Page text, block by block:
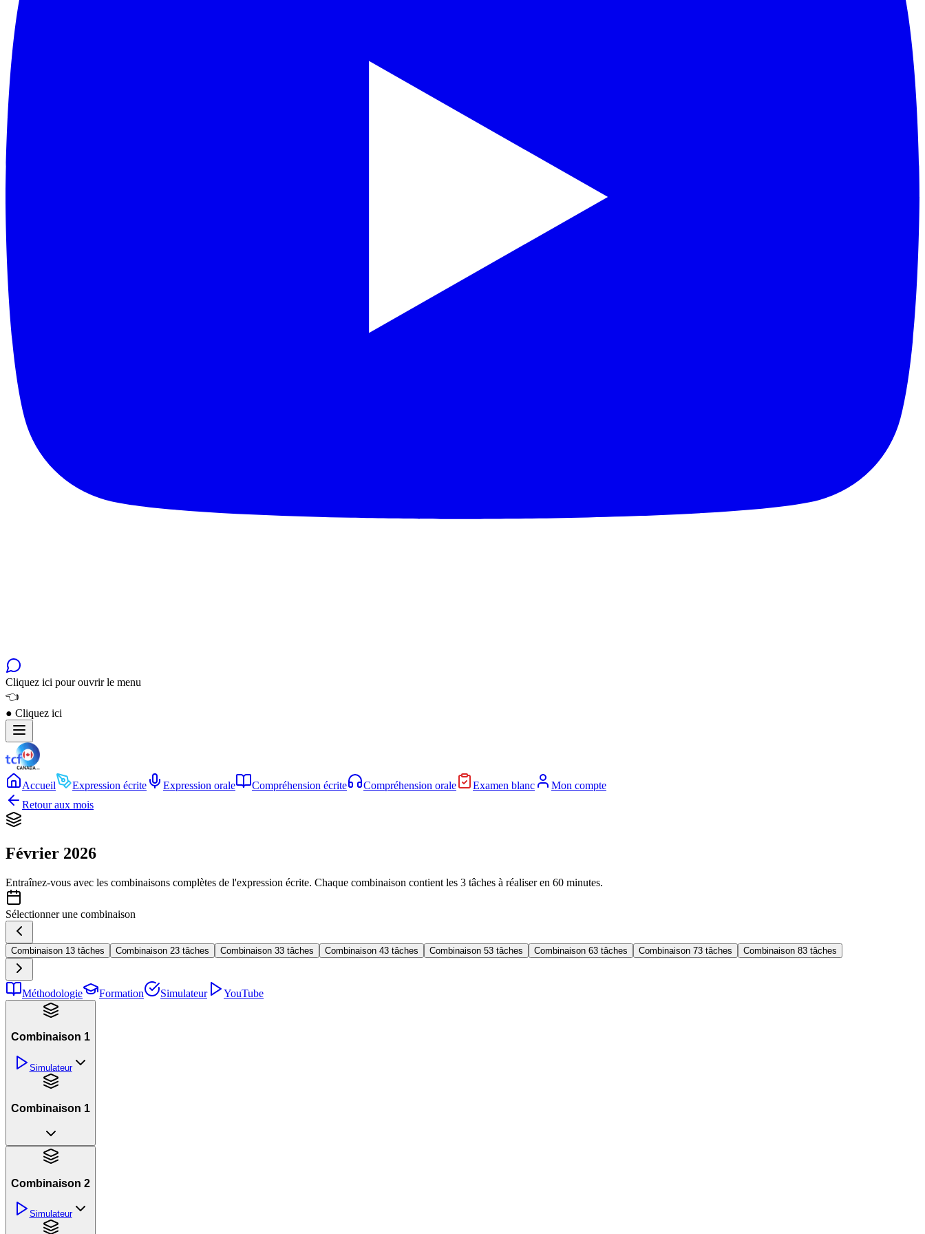
Cliquez ici pour ouvrir le menu
👈
● Cliquez ici
Accueil Expression écrite Expression orale Compréhension écrite Compréhension orale Examen blanc
Mon compte
Retour aux mois
Février 2026
Entraînez-vous avec les combinaisons complètes de l'expression écrite. Chaque combinaison contient les 3 tâches à réaliser en 60 minutes.
Sélectionner une combinaison
Combinaison 1 3 tâches Combinaison 23 tâches Combinaison 33 tâches Combinaison 43 tâches Combinaison 53 tâches Combinaison 63 tâches Combinaison 73 tâches Combinaison 83 tâches
Méthodologie Formation Simulateur YouTube
Combinaison 1
Simulateur
Combinaison 1
Combinaison 2
Simulateur